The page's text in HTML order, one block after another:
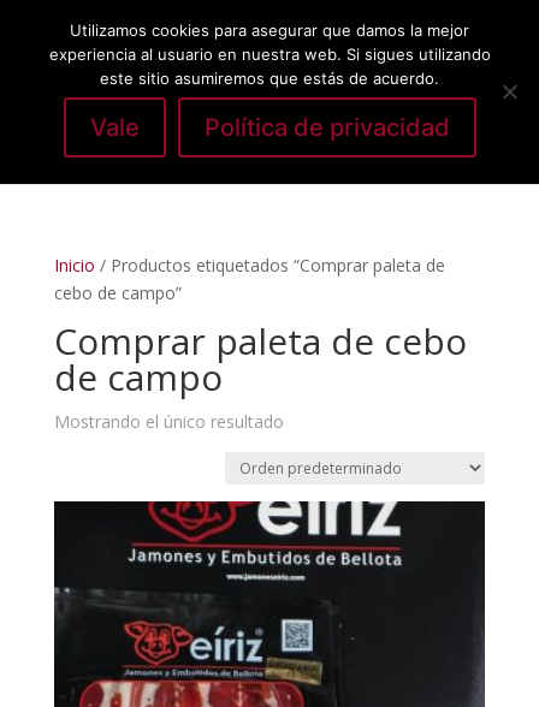
Seleccionar página
Inicio / Productos etiquetados “Comprar paleta de
cebo de campo”
Comprar paleta de cebo
de campo
Mostrando el único resultado
Utilizamos cookies para asegurar que damos la mejor
experiencia al usuario en nuestra web. Si sigues utilizando
este sitio asumiremos que estás de acuerdo.
Vale Política de privacidad